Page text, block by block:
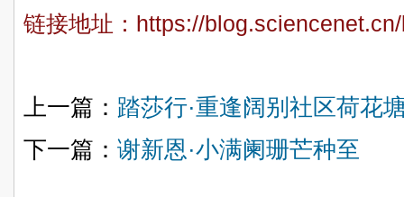
链接地址： https://
上一篇： 踏莎行·重逢阔别社区荷花
下一篇： 谢新恩·小满阑珊芒种至